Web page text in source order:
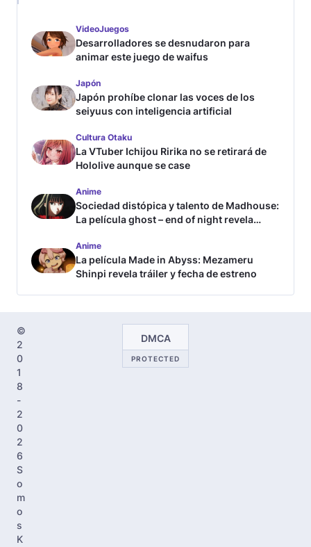
VideoJuegos
Desarrolladores se desnudaron para
animar este juego de waifus
Japón
Japón prohíbe clonar las voces de los
seiyuus con inteligencia artificial
Cultura Otaku
La VTuber Ichijou Ririka no se retirará de
Hololive aunque se case
Anime
Sociedad distópica y talento de Madhouse:
La película ghost – end of night revela
Anime
La película Made in Abyss: Mezameru
Shinpi revela tráiler y fecha de estreno
©
2
0
1
8
-
2
0
2
6
S
o
m
o
s
K
DMCA
PROTECTED